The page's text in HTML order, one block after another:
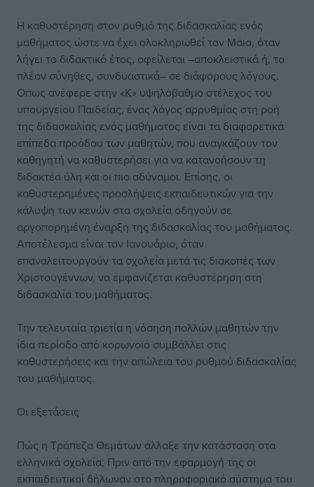
Η καθυστέρηση στον ρυθμό της διδασκαλίας ενός
μαθήματος ώστε να έχει ολοκληρωθεί τον Μάιο, όταν
λήγει το διδακτικό έτος, οφείλεται –αποκλειστικά ή, το
πλέον σύνηθες, συνδυαστικά– σε διάφορους λόγους.
Οπως ανέφερε στην «Κ» υψηλόβαθμο στέλεχος του
υπουργείου Παιδείας, ένας λόγος αρρυθμίας στη ροή
της διδασκαλίας ενός μαθήματος είναι τα διαφορετικά
επίπεδα προόδου των μαθητών, που αναγκάζουν τον
καθηγητή να καθυστερήσει για να κατανοήσουν τη
διδακτέα ύλη και οι πιο αδύναμοι. Επίσης, οι
καθυστερημένες προσλήψεις εκπαιδευτικών για την
κάλυψη των κενών στα σχολεία οδηγούν σε
αργοπορημένη έναρξη της διδασκαλίας του μαθήματος.
Αποτέλεσμα είναι τον Ιανουάριο, όταν
επαναλειτουργούν τα σχολεία μετά τις διακοπές των
Χριστουγέννων, να εμφανίζεται καθυστέρηση στη
διδασκαλία του μαθήματος.
Την τελευταία τριετία η νόσηση πολλών μαθητών την
ίδια περίοδο από κορωνοϊό συμβάλλει στις
καθυστερήσεις και την απώλεια του ρυθμού διδασκαλίας
του μαθήματος.
Οι εξετάσεις
Πώς η Τράπεζα Θεμάτων άλλαξε την κατάσταση στα
ελληνικά σχολεία; Πριν από την εφαρμογή της οι
εκπαιδευτικοί δήλωναν στο πληροφοριακό σύστημα του